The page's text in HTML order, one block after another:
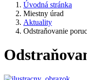
Úvodná stránka
Miestny úrad
Aktuality
Odstraňovanie